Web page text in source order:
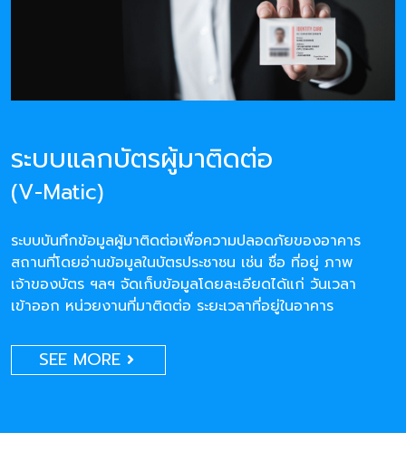
ระบบแลกบัตรผู้มาติดต่อ
(V-Matic)
ระบบบันทึกข้อมูลผู้มาติดต่อเพื่อความปลอดภัยของอาคาร
สถานที่โดยอ่านข้อมูลในบัตรประชาชน เช่น ชื่อ ที่อยู่ ภาพ
เจ้าของบัตร ฯลฯ จัดเก็บข้อมูลโดยละเอียดได้แก่ วันเวลา
เข้าออก หน่วยงานที่มาติดต่อ ระยะเวลาที่อยู่ในอาคาร
SEE MORE